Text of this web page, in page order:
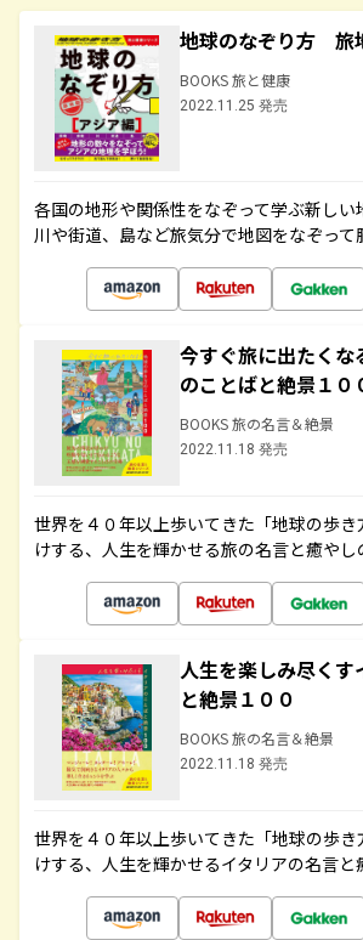
地球のなぞり方 旅
BOOKS 旅と健康
2022.11.25 発売
各国の地形や関係性をなぞって学ぶ新しい
川や街道、島など旅気分で地図をなぞって
今すぐ旅に出たくな
のことばと絶景１０
BOOKS 旅の名言＆絶景
2022.11.18 発売
世界を４０年以上歩いてきた「地球の歩
けする、人生を輝かせる旅の名言と癒やし
人生を楽しみ尽くす
と絶景１００
BOOKS 旅の名言＆絶景
2022.11.18 発売
世界を４０年以上歩いてきた「地球の歩
けする、人生を輝かせるイタリアの名言と